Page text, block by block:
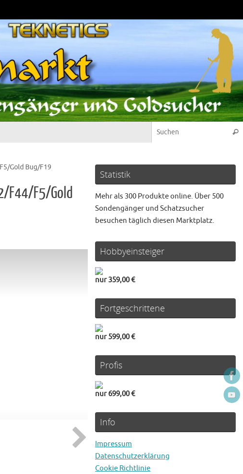
Gold Bug/F19
F44/F5/Gold
Statistik
Mehr als 300 Produkte online. Über 500
Sondengänger und Schatzsucher
besuchen täglich diesen Marktplatz.
Hobbyeinsteiger
nur 359,00 €
Fortgeschrittene
nur 599,00 €
Profis
nur 699,00 €
Info
Impressum
Datenschutzerklärung
Cookie Richtlinie